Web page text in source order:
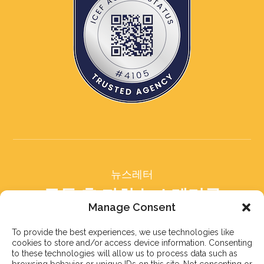
Manage Consent
To provide the best experiences, we use technologies like
cookies to store and/or access device information. Consenting
to these technologies will allow us to process data such as
뉴스레터
구독 후 저희 뉴스레터를
받아보세요